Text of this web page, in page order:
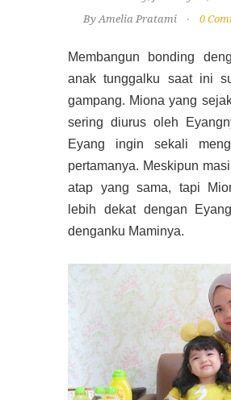
By Amelia Pratami
0
Membangun bonding
anak tunggalku saat ini
gampang. Miona yang
sering diurus oleh
Eyang ingin sekali
pertamanya. Meskipun
atap yang sama, tapi
lebih dekat dengan
denganku Maminya.